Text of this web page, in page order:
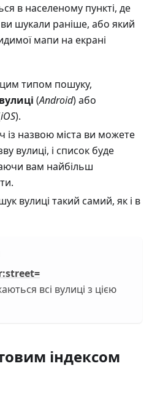
в населеному пункті, де
шукали раніше, або який
мапи на екрані
типом пошуку,
(Android) або
iOS).
із назвою міста ви можете
вулиці, і список буде
вам найбільш
вулиці такий самий, як і в
:street=
всі вулиці з цією
індексом